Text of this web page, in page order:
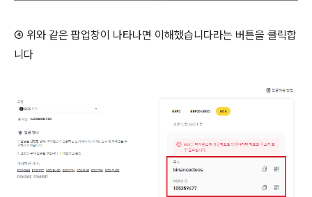
④ 위와 같은 팝업창이 나타나면 이해했습니다라는 버튼을 클릭합
니다